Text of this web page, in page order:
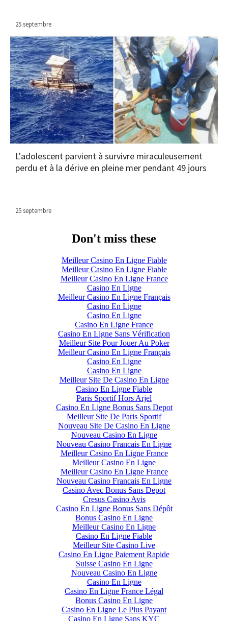
25 septembre
L'adolescent parvient à survivre miraculeusement
perdu et à la dérive en pleine mer pendant 49 jours
25 septembre
Don't miss these
Meilleur Casino En Ligne Fiable
Meilleur Casino En Ligne Fiable
Meilleur Casino En Ligne France
Casino En Ligne
Meilleur Casino En Ligne Français
Casino En Ligne
Casino En Ligne
Casino En Ligne France
Casino En Ligne Sans Vérification
Meilleur Site Pour Jouer Au Poker
Meilleur Casino En Ligne Français
Casino En Ligne
Casino En Ligne
Meilleur Site De Casino En Ligne
Casino En Ligne Fiable
Paris Sportif Hors Arjel
Casino En Ligne Bonus Sans Depot
Meilleur Site De Paris Sportif
Nouveau Site De Casino En Ligne
Nouveau Casino En Ligne
Nouveau Casino Francais En Ligne
Meilleur Casino En Ligne France
Meilleur Casino En Ligne
Meilleur Casino En Ligne France
Nouveau Casino Francais En Ligne
Casino Avec Bonus Sans Depot
Cresus Casino Avis
Casino En Ligne Bonus Sans Dépôt
Bonus Casino En Ligne
Meilleur Casino En Ligne
Casino En Ligne Fiable
Meilleur Site Casino Live
Casino En Ligne Paiement Rapide
Suisse Casino En Ligne
Nouveau Casino En Ligne
Casino En Ligne
Casino En Ligne France Légal
Bonus Casino En Ligne
Casino En Ligne Le Plus Payant
Casino En Ligne Sans KYC